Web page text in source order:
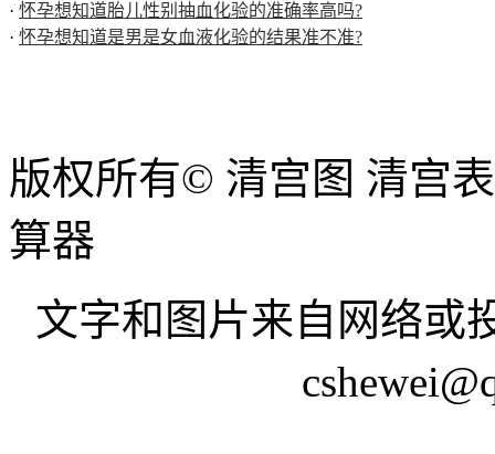
· 怀孕想知道胎儿性别抽血化验的准确率高吗?
· 怀孕想知道是男是女血液化验的结果准不准?
版权所有© 清宫图 清宫
算器
文字和图片来自网络或